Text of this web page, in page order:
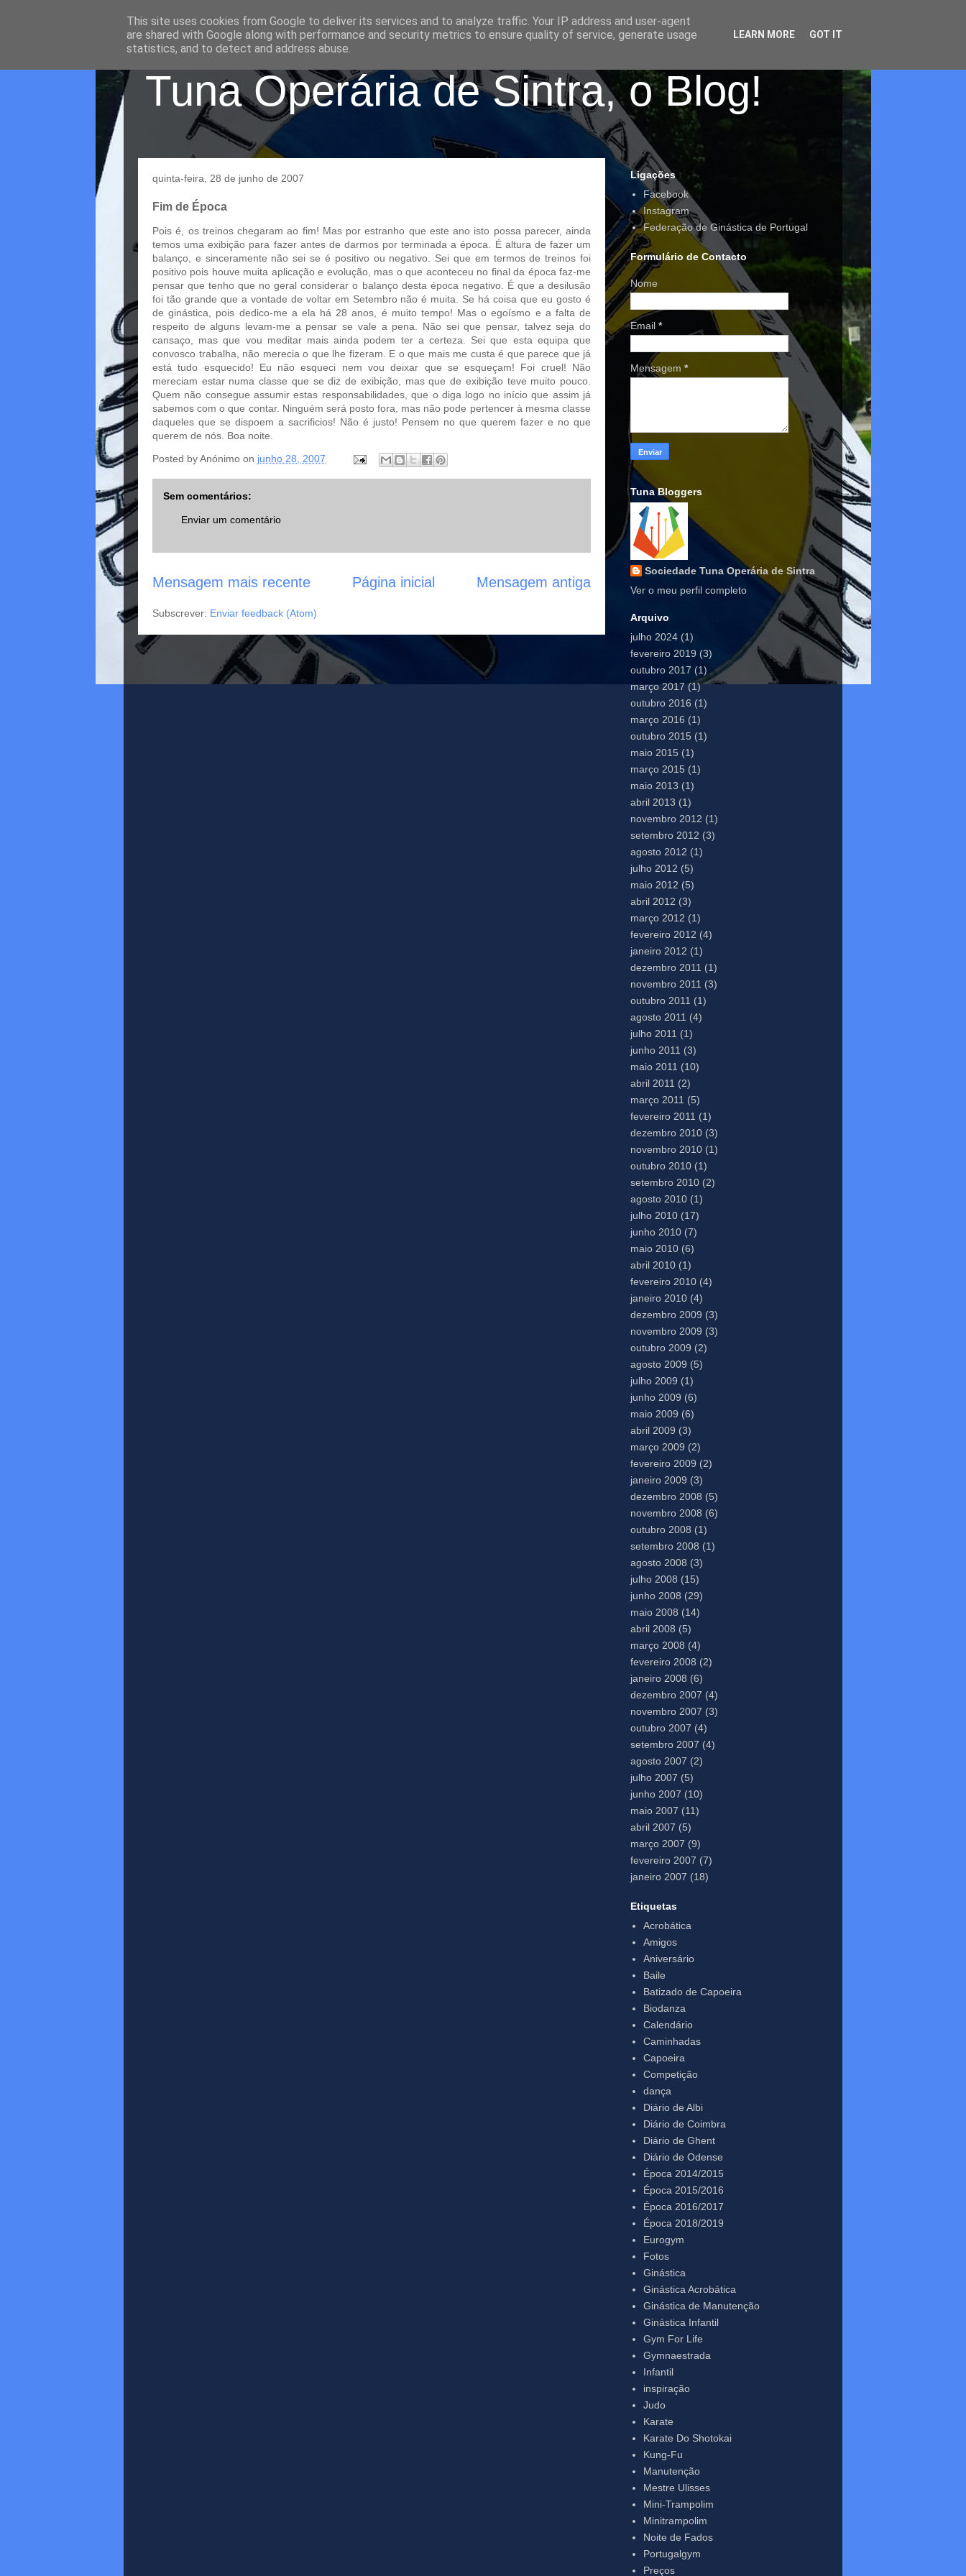
Tuna Operária de Sintra, o Blog!
quinta-feira, 28 de junho de 2007
Fim de Época
Pois é, os treinos chegaram ao fim! Mas por estranho que este ano isto possa parecer, ainda
temos uma exibição para fazer antes de darmos por terminada a época. É altura de fazer um
balanço, e sinceramente não sei se é positivo ou negativo. Sei que em termos de treinos foi
positivo pois houve muita aplicação e evolução, mas o que aconteceu no final da época faz-me
pensar que tenho que no geral considerar o balanço desta época negativo. É que a desilusão
foi tão grande que a vontade de voltar em Setembro não é muita. Se há coisa que eu gosto é
de ginástica, pois dedico-me a ela há 28 anos, é muito tempo! Mas oegoísmo e a falta de
respeito de alguns levam-me a pensar se vale a pena. Não sei que pensar, talvez seja do
cansaço, mas que vou meditar mais ainda podem ter a certeza. Sei que esta equipa que
convosco trabalha, não merecia o que lhe fizeram. E o que mais me custa é que parece que já
está tudo esquecido! Eu não esqueci nem vou deixar que se esqueçam! Foi cruel! Não
mereciam estar numa classe que se diz de exibição, mas que de exibição teve muito pouco.
Quem não consegue assumir estas responsabilidades, que o diga logo no início que assim já
sabemos com o que contar. Ninguém será posto fora, mas não pode pertencer à mesma classe
daqueles que se dispoem a sacrificios! Não é justo! Pensem no que querem fazer e no que
querem de nós. Boa noite.
Posted byAnónimo on junho 28, 2007
Sem comentários:
Enviar um comentário
Mensagem mais recente Mensagem antiga
Página inicial
Subscrever: Enviar feedback (Atom)
Ligações
Facebook
Instagram
Federação de Ginástica de Portugal
Formulário de Contacto
Nome
Email *
Mensagem *
Tuna Bloggers
Sociedade Tuna Operária de Sintra
Ver o meu perfil completo
Arquivo
julho 2024 (1)
fevereiro 2019 (3)
outubro 2017 (1)
março 2017 (1)
outubro 2016 (1)
março 2016 (1)
outubro 2015 (1)
maio 2015 (1)
março 2015 (1)
maio 2013 (1)
abril 2013 (1)
novembro 2012 (1)
setembro 2012 (3)
agosto 2012 (1)
julho 2012 (5)
maio 2012 (5)
abril 2012 (3)
março 2012 (1)
fevereiro 2012 (4)
janeiro 2012 (1)
dezembro 2011 (1)
novembro 2011 (3)
outubro 2011 (1)
agosto 2011 (4)
julho 2011 (1)
junho 2011 (3)
maio 2011 (10)
abril 2011 (2)
março 2011 (5)
fevereiro 2011 (1)
dezembro 2010 (3)
novembro 2010 (1)
outubro 2010 (1)
setembro 2010 (2)
agosto 2010 (1)
julho 2010 (17)
junho 2010 (7)
maio 2010 (6)
abril 2010 (1)
fevereiro 2010 (4)
janeiro 2010 (4)
dezembro 2009 (3)
novembro 2009 (3)
outubro 2009 (2)
agosto 2009 (5)
julho 2009 (1)
junho 2009 (6)
maio 2009 (6)
abril 2009 (3)
março 2009 (2)
fevereiro 2009 (2)
janeiro 2009 (3)
dezembro 2008 (5)
novembro 2008 (6)
outubro 2008 (1)
setembro 2008 (1)
agosto 2008 (3)
julho 2008 (15)
junho 2008 (29)
maio 2008 (14)
abril 2008 (5)
março 2008 (4)
fevereiro 2008 (2)
janeiro 2008 (6)
dezembro 2007 (4)
novembro 2007 (3)
outubro 2007 (4)
setembro 2007 (4)
agosto 2007 (2)
julho 2007 (5)
junho 2007 (10)
maio 2007 (11)
abril 2007 (5)
março 2007 (9)
fevereiro 2007 (7)
janeiro 2007 (18)
Etiquetas
Acrobática
Amigos
Aniversário
Baile
Batizado de Capoeira
Biodanza
Calendário
Caminhadas
Capoeira
Competição
dança
Diário de Albi
Diário de Coimbra
Diário de Ghent
Diário de Odense
Época 2014/2015
Época 2015/2016
Época 2016/2017
Época 2018/2019
Eurogym
Fotos
Ginástica
Ginástica Acrobática
Ginástica de Manutenção
Ginástica Infantil
Gym For Life
Gymnaestrada
Infantil
inspiração
Judo
Karate
Karate Do Shotokai
Kung-Fu
Manutenção
Mestre Ulisses
Mini-Trampolim
Minitrampolim
Noite de Fados
Portugalgym
Preços
This site uses cookies from Google to deliver its services and to analyze traffic. Your IP address and user-agent
are shared with Google along with performance and security metrics to ensure quality of service, generate usage
statistics, and to detect and address abuse.
LEARN MORE GOT IT